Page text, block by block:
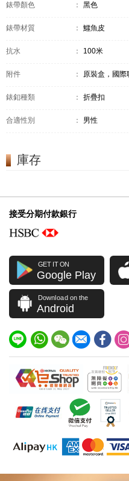
錶帶顏色 ： 黑色
錶帶材質 ： 鱷魚皮
抗水 ： 100米
附件 ： 原裝盒，國
錶釦種類 ： 折疊扣
合適性別 ： 男性
庫存
接受分期付款銀行
GET IT ON
Google Play
Download on the
Android